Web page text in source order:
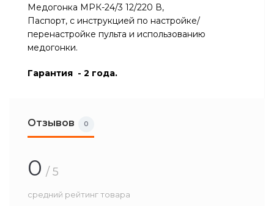
Медогонка МРК-24/3 12/220 В,
Паспорт, с инструкцией по настройке/
перенастройке пульта и использованию
медогонки.
Гарантия - 2 года.
Отзывов 0
0 / 5
средний рейтинг товара